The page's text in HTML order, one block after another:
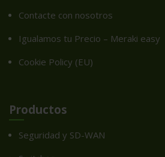
Contacte con nosotros
Igualamos tu Precio – Meraki easy
Cookie Policy (EU)
Productos
Seguridad y SD-WAN